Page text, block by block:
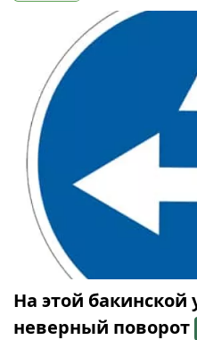
На этой
неверный поворот